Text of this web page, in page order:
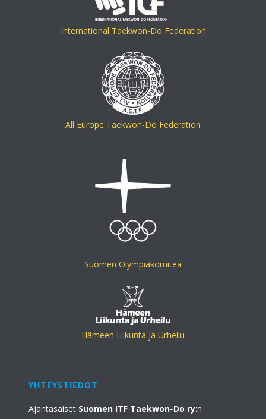
International Taekwon-Do Federation
All Europe Taekwon-Do Federation
Suomen Olympiakomitea
Hämeen Liikunta ja Urheilu
YHTEYSTIEDOT
Ajantasaiset Suomen ITF Taekwon-Do ry:n